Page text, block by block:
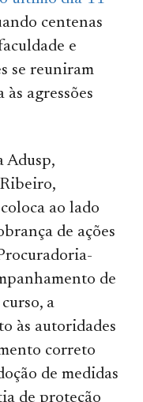
centenas
e
se reuniram
agressões
Adusp,
ao lado
de ações
de
a
às autoridades
correto
de medidas
de proteção